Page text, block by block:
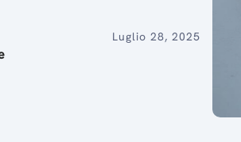
Luglio 28, 2025